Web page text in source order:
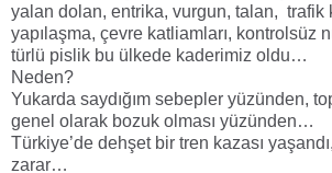
yalan dolan, entrika, vurgun, talan, trafik
yapılaşma, çevre katliamları, kontrolsüz
türlü pislik bu ülkede kaderimiz oldu…
Neden?
Yukarda saydığım sebepler yüzünden,
genel olarak bozuk olması yüzünden…
Türkiye’de dehşet bir tren kazası
zarar…